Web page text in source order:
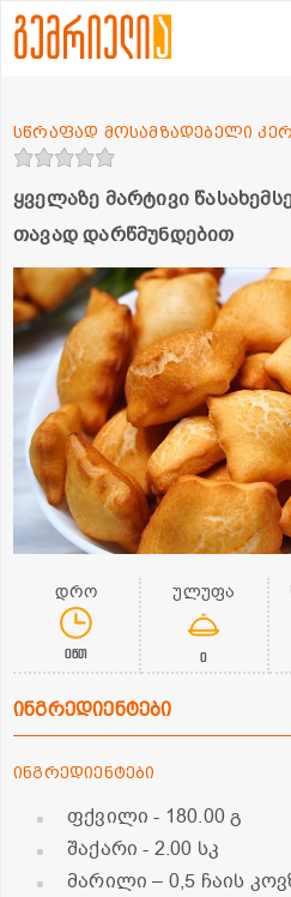
ყველაზე მარტივი
თავად დარწმუნდებით
სწრაფად მოსამზადებელი
დრო
0წთ
ულუფა
0
ინგრედიენტები
ინგრედიენტები
ფქვილი- 180.00 გ
შაქარი- 2.00 სკ
მარილი – 0,5 ჩაის